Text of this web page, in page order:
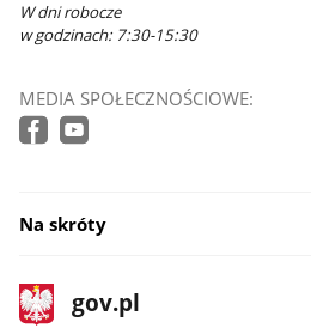
W dni robocze
w godzinach: 7:30-15:30
MEDIA SPOŁECZNOŚCIOWE:
Na skróty
stopka
gov.pl
Strona
gov.pl